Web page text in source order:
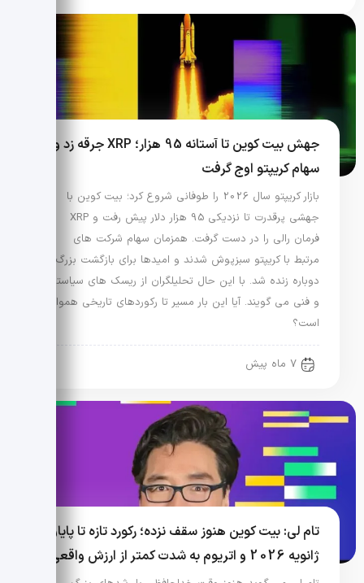
جهش بیت کوین تا آستانه 95 هزار؛ XRP جرقه زد و
سهام کریپتو اوج گرفت
بازار کریپتو سال 2026 را طوفانی شروع کرد؛ بیت کوین با
جهشی پرقدرت تا نزدیکی 95 هزار دلار پیش رفت و XRP
فرمان رالی را در دست گرفت. همزمان سهام شرکت های
مرتبط با کریپتو سبزپوش شدند و امیدها برای بازگشت بزرگ
دوباره زنده شد. با این حال تحلیلگران از ریسک های سیاستی
و فنی می گویند. آیا این بار مسیر تا رکوردهای تاریخی هموار
است؟
7 ماه پیش
تام لی: بیت کوین هنوز سقف نزده؛ رکورد تازه تا پایان
ژانویه 2026 و اتریوم به شدت کمتر از ارزش واقعی